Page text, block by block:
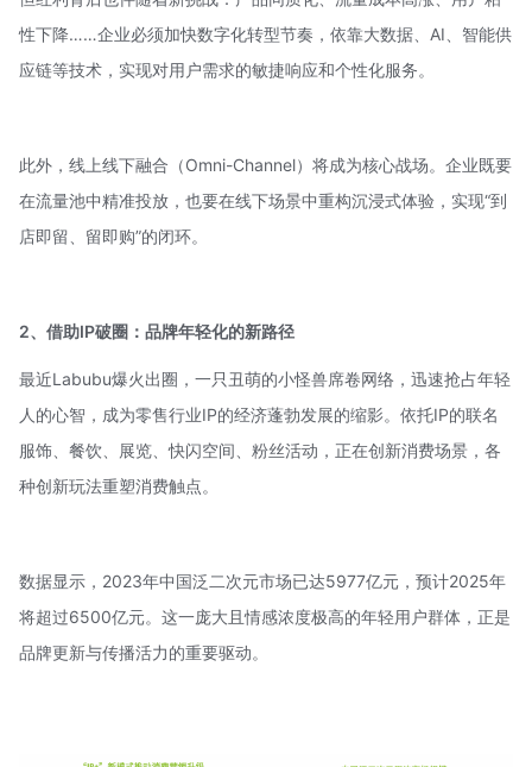
性下降……企业必须加快数字化转型节奏，依靠大数据、AI、智能供
应链等技术，实现对用户需求的敏捷响应和个性化服务。
此外，线上线下融合（Omni-Channel）将成为核心战场。企业既要
在流量池中精准投放，也要在线下场景中重构沉浸式体验，实现“到
店即留、留即购”的闭环。
2、借助IP破圈：品牌年轻化的新路径
最近Labubu爆火出圈，一只丑萌的小怪兽席卷网络，迅速抢占年轻
人的心智，成为零售行业IP的经济蓬勃发展的缩影。依托IP的联名
服饰、餐饮、展览、快闪空间、粉丝活动，正在创新消费场景，各
种创新玩法重塑消费触点。
数据显示，2023年中国泛二次元市场已达5977亿元，预计2025年
将超过6500亿元。这一庞大且情感浓度极高的年轻用户群体，正是
品牌更新与传播活力的重要驱动。